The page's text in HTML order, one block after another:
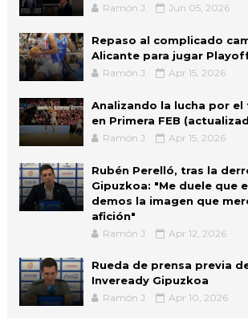
Ramón J. Jun 05, 2026
Repaso al complicado
Alicante para jugar
Ramón J. Apr 15, 2026
Analizando la lucha por
en Primera FEB
Ramón J. Apr 15, 2026
Rubén Perelló, tras la
Gipuzkoa: "Me duele que
demos la imagen que
afición"
Ramón J. Apr 12, 2026
Rueda de prensa previa
Inveready Gipuzkoa
Ramón J. Apr 10, 2026